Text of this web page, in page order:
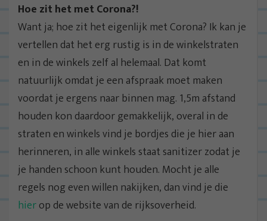
Hoe zit het met Corona?!
Want ja; hoe zit het eigenlijk met Corona? Ik kan je
vertellen dat het erg rustig is in de winkelstraten
en in de winkels zelf al helemaal. Dat komt
natuurlijk omdat je een afspraak moet maken
voordat je ergens naar binnen mag. 1,5m afstand
houden kon daardoor gemakkelijk, overal in de
straten en winkels vind je bordjes die je hier aan
herinneren, in alle winkels staat sanitizer zodat je
je handen schoon kunt houden. Mocht je alle
regels nog even willen nakijken, dan vind je die
hierop de website van de rijksoverheid.